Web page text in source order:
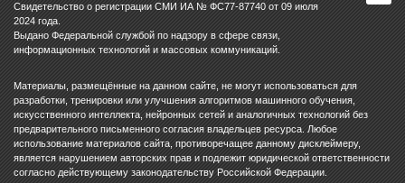
Свидетельство о регистрации СМИ ИА № ФС77-87740 от 09 июля
2024 года.
Выдано Федеральной службой по надзору в сфере связи,
информационных технологий и массовых коммуникаций.
Материалы, размещённые на данном сайте, не могут использоваться для
разработки, тренировки или улучшения алгоритмов машинного обучения,
искусственного интеллекта, нейронных сетей и аналогичных технологий без
предварительного письменного согласия владельцев ресурса. Любое
использование материалов сайта, противоречащее данному дисклеймеру,
является нарушением авторских прав и подлежит юридической ответственности
согласно действующему законодательству Российской Федерации.